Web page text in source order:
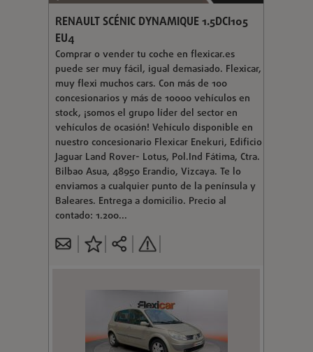
RENAULT SCÉNIC DYNAMIQUE 1.5DCI105
EU4
Comprar o vender tu coche en flexicar.es
puede ser muy fácil, igual demasiado. Flexicar,
muy flexi muchos cars. Con más de 100
concesionarios y más de 10000 vehículos en
stock, ¡somos el grupo líder del sector en
vehículos de ocasión! Vehículo disponible en
nuestro concesionario Flexicar Enekuri, Edificio
Jaguar Land Rover- Lotus, Pol.Ind Fátima, Ctra.
Bilbao Asua, 48950 Erandio, Vizcaya. Te lo
enviamos a cualquier punto de la península y
Baleares. Entrega a domicilio. Precio al
contado: 1.200...